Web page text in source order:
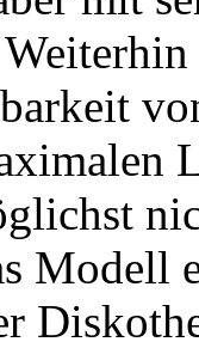
Modell